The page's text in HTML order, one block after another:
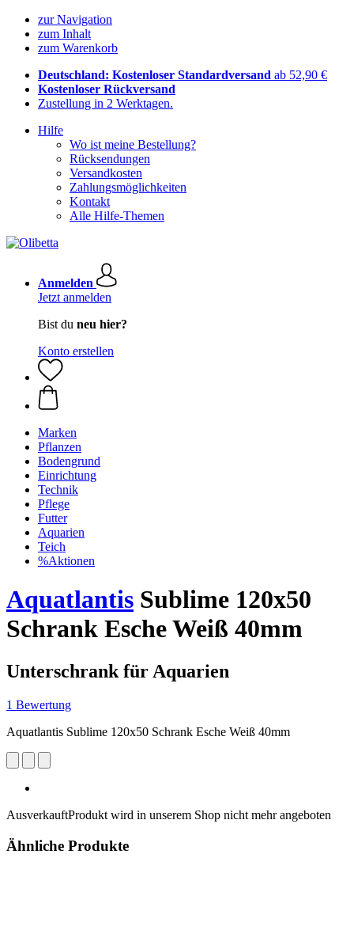
zur Navigation
zum Inhalt
zum Warenkorb
Deutschland: Kostenloser Standardversand ab 52,90 €
Kostenloser Rückversand
Zustellung in 2 Werktagen.
Hilfe
Wo ist meine Bestellung?
Rücksendungen
Versandkosten
Zahlungsmöglichkeiten
Kontakt
Alle Hilfe-Themen
Anmelden
Jetzt anmelden
Bist du neu hier?
Konto erstellen
Marken
Pflanzen
Bodengrund
Einrichtung
Technik
Pflege
Futter
Aquarien
Teich
%Aktionen
Aquatlantis Sublime 120x50
Schrank Esche Weiß 40mm
Unterschrank für Aquarien
1 Bewertung
Aquatlantis Sublime 120x50 Schrank Esche Weiß 40mm
AusverkauftProdukt wird in unserem Shop nicht mehr angeboten
Ähnliche Produkte